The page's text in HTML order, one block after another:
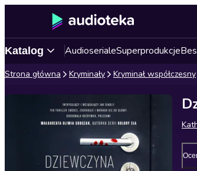
Katalog AudioserialeSuperprodukcje
Strona główna Kryminały Kryminał współczesny